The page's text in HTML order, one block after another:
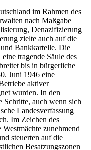
im Rahmen des
nach Maßgabe
Denazifizierung
zielte auch auf die
Bankkartelle. Die
tragende Säule des
bis in bürgerliche
Juni 1946 eine
aktiver
wurden. In den
Schritte, auch wenn sich
Landesverfassung
Im Zeichen des
zunehmend
steuerten auf die
Besatzungszonen